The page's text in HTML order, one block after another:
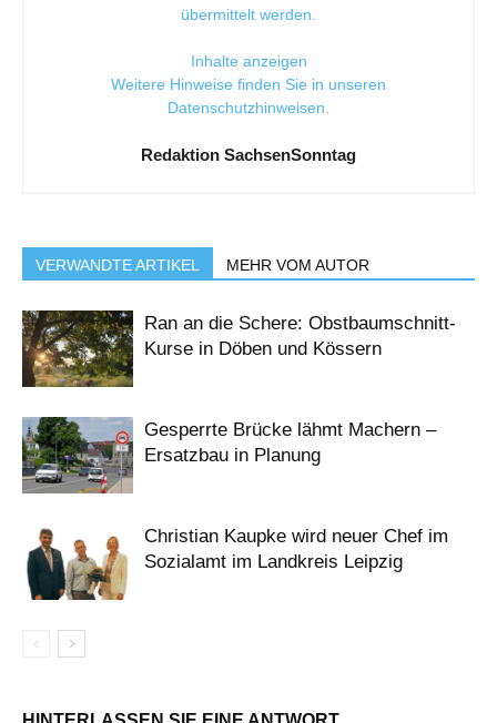
übermittelt werden.
Inhalte anzeigen
Weitere Hinweise finden Sie in unseren
Datenschutzhinweisen
Redaktion SachsenSonntag
VERWANDTE ARTIKEL MEHR VOM AUTOR
Ran an die Schere: Obstbaumschnitt-
Kurse in Döben und Kössern
Gesperrte Brücke lähmt Machern –
Ersatzbau in Planung
Christian Kaupke wird neuer Chef im
Sozialamt im Landkreis Leipzig